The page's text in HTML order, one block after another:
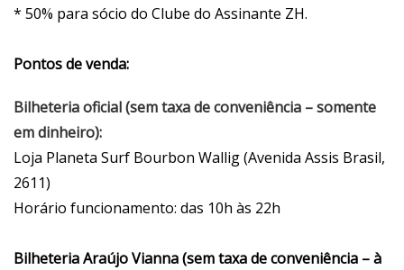
* 50% para sócio do Clube do Assinante ZH.
Pontos de venda:
Bilheteria oficial (sem taxa de conveniência – somente
em dinheiro):
Loja Planeta Surf Bourbon Wallig (Avenida Assis Brasil,
2611)
Horário funcionamento: das 10h às 22h
Bilheteria Araújo Vianna (sem taxa de conveniência – à